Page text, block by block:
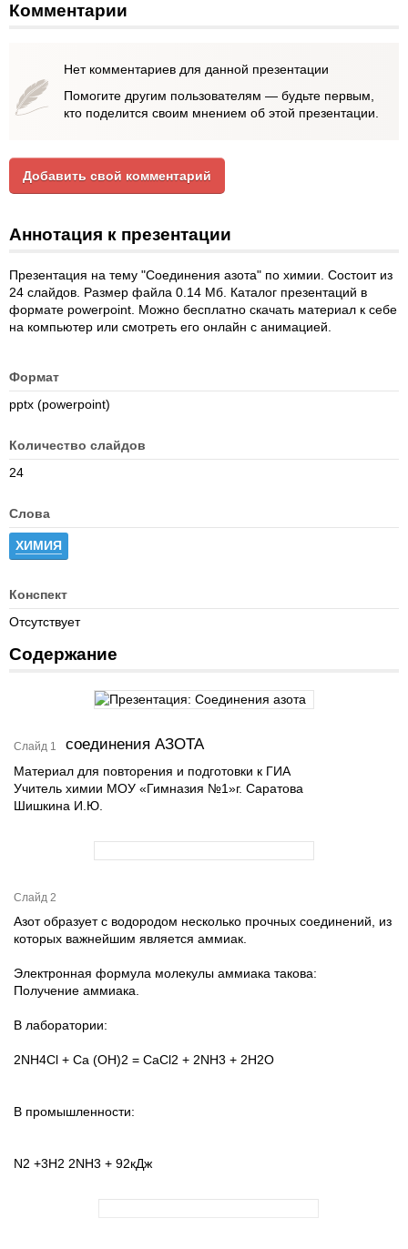
Комментарии
Нет комментариев для данной презентации
Помогите другим пользователям — будьте первым,
кто поделится своим мнением об этой презентации.
Добавить свой комментарий
Аннотация к презентации
Презентация на тему "Соединения азота" по химии. Состоит из
24 слайдов. Размер файла 0.14 Мб. Каталог презентаций в
формате powerpoint. Можно бесплатно скачать материал к себе
на компьютер или смотреть его онлайн с анимацией.
Формат
pptx (powerpoint)
Количество слайдов
24
Слова
ХИМИЯ
Конспект
Отсутствует
Содержание
Слайд 1 соединения АЗОТА
Материал для повторения и подготовки к ГИА
Учитель химии МОУ «Гимназия №1»г. Саратова
Шишкина И.Ю.
Слайд 2
Азот образует с водородом несколько прочных соединений, из
которых важнейшим является аммиак.
Электронная формула молекулы аммиака такова:
Получение аммиака.
В лаборатории:
2NH4Cl + Ca (OH)2 = CaCl2 + 2NH3 + 2H2O
В промышленности:
N2 +3H2 2NH3 + 92кДж